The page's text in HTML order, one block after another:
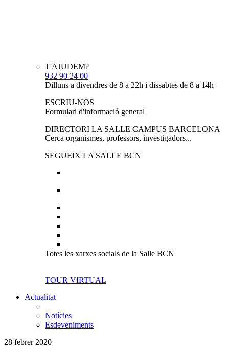
T'AJUDEM?
932 90 24 00
Dilluns a divendres de 8 a 22h i dissabtes de 8 a 14h
ESCRIU-NOS
Formulari d'informació general
DIRECTORI LA SALLE CAMPUS BARCELONA
Cerca organismes, professors, investigadors...
SEGUEIX LA SALLE BCN
Totes les xarxes socials de la Salle BCN
TOUR VIRTUAL
Actualitat
Notícies
Esdeveniments
28 febrer 2020